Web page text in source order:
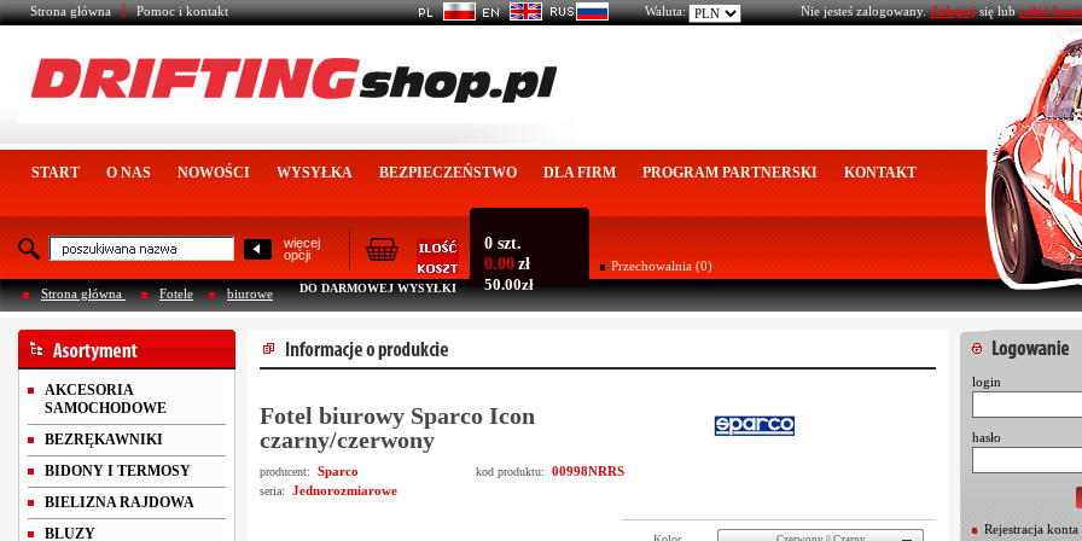
Strona główna Pomoc i kontakt Nie jesteś zalogowany.Zalogujsię lubzałóż
START O NAS NOWOŚCI WYSYŁKA BEZPIECZEŃSTWO DLA FIRM PROGRAM PARTNERSKI KONTAKT
więcej
opcji
0 szt.
0.00 zł
DO DARMOWEJ WYSYŁKI 50.00zł
Przechowalnia (0)
Strona główna
Fotele biurowe
Waluta:
AKCESORIA
SAMOCHODOWE
BEZRĘKAWNIKI
BIDONY I TERMOSY
BIELIZNA RAJDOWA
BLUZY
Fotel biurowy Sparco Icon
czarny/czerwony
producent: Sparco kod produktu: 00998NRRS
seria: Jednorozmiarowe
login
hasło
Rejestracja konta